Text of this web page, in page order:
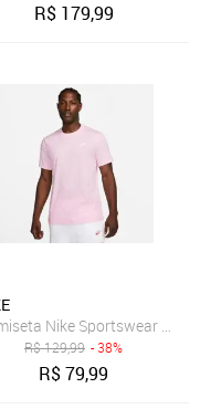
R$ 179,99
Nike Sportswear Club
R$129,99 - 38%
R$79,99